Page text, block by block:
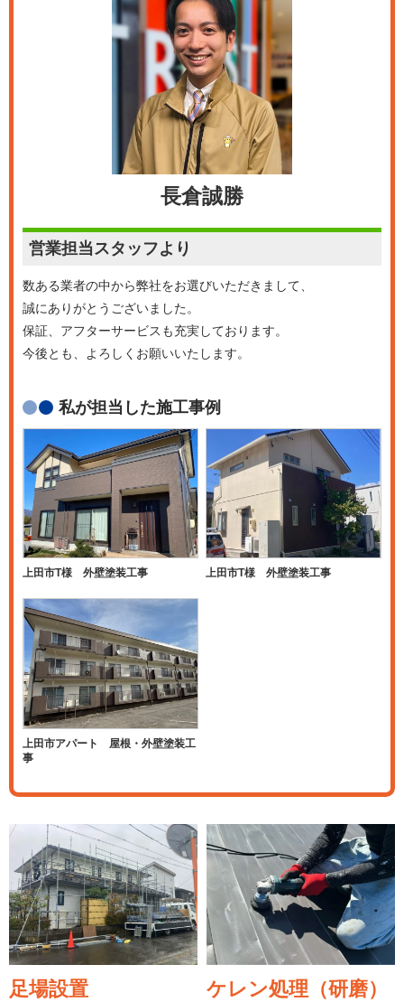
長倉誠勝
営業担当スタッフより
数ある業者の中から弊社をお選びいただきまして、
誠にありがとうございました。
保証、アフターサービスも充実しております。
今後とも、よろしくお願いいたします。
私が担当した施工事例
上田市T様 外壁塗装工事 上田市T様 外壁塗装工事
上田市アパート 屋根・外壁塗装工
事
足場設置 ケレン処理（研磨）